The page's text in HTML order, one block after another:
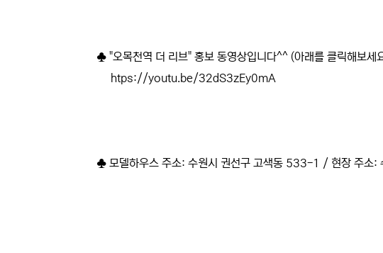
♣ "오목천역 더 리브" 홍보 동영상입니다^^ (아래를 클릭해보세
htps://youtu.be/32dS3zEy0mA
♣ 모델하우스 주소: 수원시 권선구 고색동 533-1 / 현장 주소: